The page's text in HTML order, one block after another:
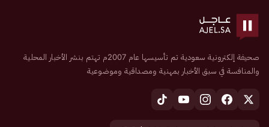
صحيفة إلكترونية سعودية تم تأسيسها عام 2007م تهتم بنشر الأخبار المحلية
والمنافسة في سبق الأخبار بمهنية ومصداقية وموضوعية